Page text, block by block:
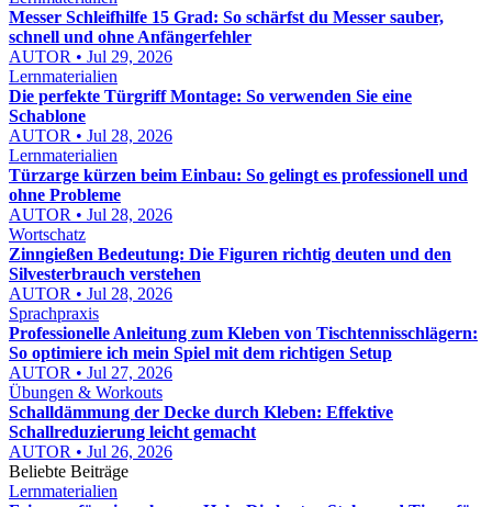
Messer Schleifhilfe 15 Grad: So schärfst du Messer sauber,
schnell und ohne Anfängerfehler
AUTOR • Jul 29, 2026
Lernmaterialien
Die perfekte Türgriff Montage: So verwenden Sie eine
Schablone
AUTOR • Jul 28, 2026
Lernmaterialien
Türzarge kürzen beim Einbau: So gelingt es professionell und
ohne Probleme
AUTOR • Jul 28, 2026
Wortschatz
Zinngießen Bedeutung: Die Figuren richtig deuten und den
Silvesterbrauch verstehen
AUTOR • Jul 28, 2026
Sprachpraxis
Professionelle Anleitung zum Kleben von Tischtennisschlägern:
So optimiere ich mein Spiel mit dem richtigen Setup
AUTOR • Jul 27, 2026
Übungen & Workouts
Schalldämmung der Decke durch Kleben: Effektive
Schallreduzierung leicht gemacht
AUTOR • Jul 26, 2026
Beliebte Beiträge
Lernmaterialien